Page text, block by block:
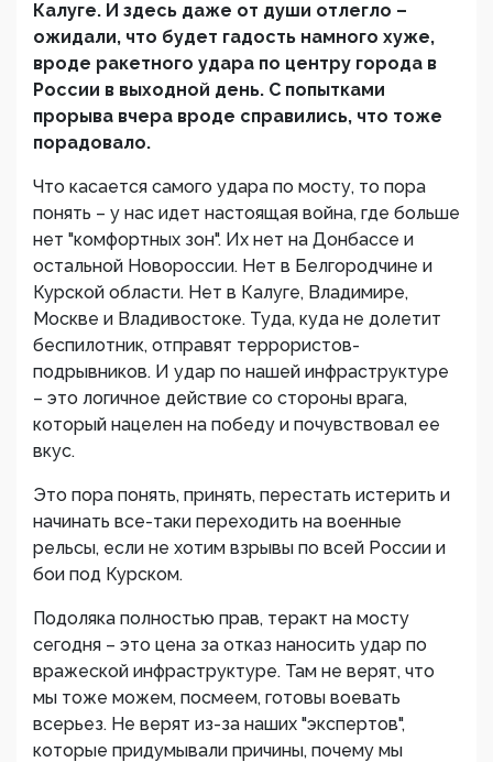
Калуге. И здесь даже от души отлегло –
ожидали, что будет гадость намного хуже,
вроде ракетного удара по центру города в
России в выходной день. С попытками
прорыва вчера вроде справились, что тоже
порадовало.
Что касается самого удара по мосту, то пора
понять – у нас идет настоящая война, где больше
нет "комфортных зон". Их нет на Донбассе и
остальной Новороссии. Нет в Белгородчине и
Курской области. Нет в Калуге, Владимире,
Москве и Владивостоке. Туда, куда не долетит
беспилотник, отправят террористов-
подрывников. И удар по нашей инфраструктуре
– это логичное действие со стороны врага,
который нацелен на победу и почувствовал ее
вкус.
Это пора понять, принять, перестать истерить и
начинать все-таки переходить на военные
рельсы, если не хотим взрывы по всей России и
бои под Курском.
Подоляка полностью прав, теракт на мосту
сегодня – это цена за отказ наносить удар по
вражеской инфраструктуре. Там не верят, что
мы тоже можем, посмеем, готовы воевать
всерьез. Не верят из-за наших "экспертов",
которые придумывали причины, почему мы